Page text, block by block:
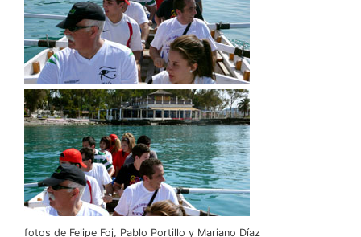
fotos de Felipe Foj, Pablo Portillo y Mariano Díaz